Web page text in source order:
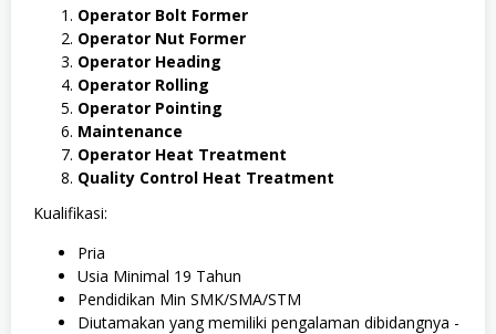
Operator Bolt Former
Operator Nut Former
Operator Heading
Operator Rolling
Operator Pointing
Maintenance
Operator Heat Treatment
Quality Control Heat Treatment
Kualifikasi:
Pria
Usia Minimal 19 Tahun
Pendidikan Min SMK/SMA/STM
Diutamakan yang memiliki pengalaman dibidangnya -